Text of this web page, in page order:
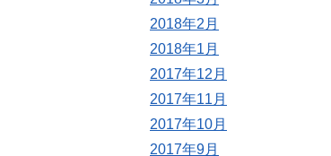
2018年2月
2018年1月
2017年12月
2017年11月
2017年10月
2017年9月